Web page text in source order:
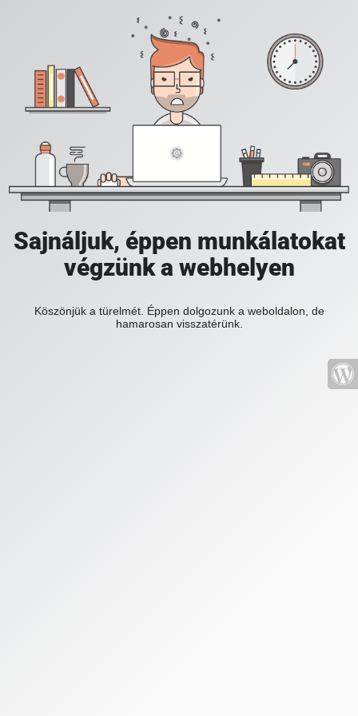
Sajnáljuk, éppen munkálatokat
végzünk a webhelyen
Köszönjük a türelmét. Éppen dolgozunk a weboldalon, de
hamarosan visszatérünk.